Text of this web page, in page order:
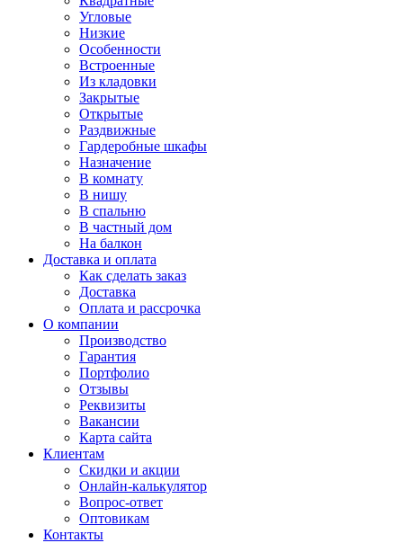
Угловые
Низкие
Особенности
Встроенные
Из кладовки
Закрытые
Открытые
Раздвижные
Гардеробные шкафы
Назначение
В комнату
В нишу
В спальню
В частный дом
На балкон
Доставка и оплата
Как сделать заказ
Доставка
Оплата и рассрочка
О компании
Производство
Гарантия
Портфолио
Отзывы
Реквизиты
Вакансии
Карта сайта
Клиентам
Скидки и акции
Онлайн-калькулятор
Вопрос-ответ
Оптовикам
Контакты